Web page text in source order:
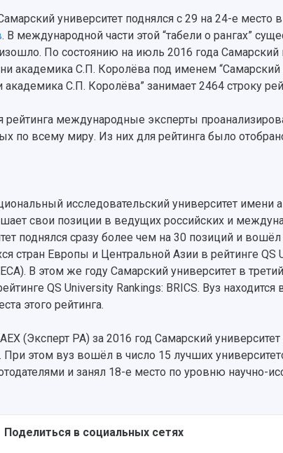
университет поднялся с 29 на 24-е место в
. В международной части этой “табели о рангах”
По состоянию на июль 2016 года
академика С.П. Королёва под именем
С.П. Королёва” занимает 2464 строку
рейтинга международные эксперты
по всему миру. Из них для рейтинга было
исследовательский университет имени
свои позиции в ведущих российских и
поднялся сразу более чем на 30 позиций и
стран Европы и Центральной Азии в рейтинге QS
В этом же году Самарский университет в
QS University Rankings: BRICS. Вуз находится
этого рейтинга.
(Эксперт РА) за 2016 год Самарский
этом вуз вошёл в число 15 лучших
и занял 18-е место по уровню научно-
Поделиться в социальных сетях